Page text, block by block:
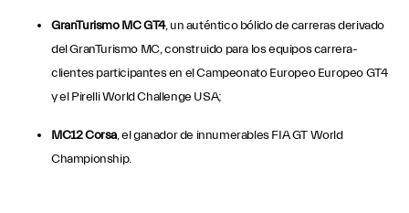
GranTurismo MC GT4, un auténtico bólido de carreras derivado
del GranTurismo MC, construido para los equipos carrera-
clientes participantes en el Campeonato Europeo Europeo GT4
y el Pirelli World Challenge USA;
MC12 Corsa, el ganador de innumerables FIA GT World
Championship.